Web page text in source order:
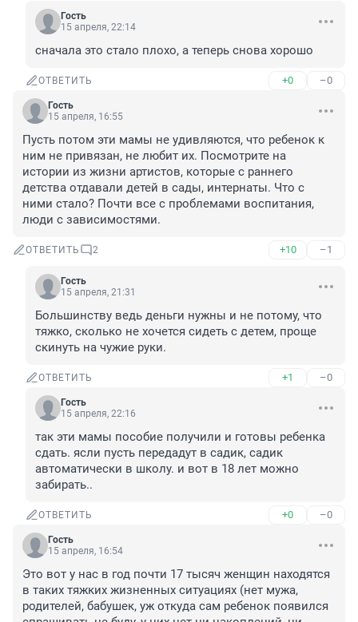
Гость
15 апреля, 22:14
сначала это стало плохо, а теперь снова хорошо
ОТВЕТИТЬ +0 –0
Гость
15 апреля, 16:55
Пусть потом эти мамы не удивляются, что ребенок к
ним не привязан, не любит их. Посмотрите на
истории из жизни артистов, которые с раннего
детства отдавали детей в сады, интернаты. Что с
ними стало? Почти все с проблемами воспитания,
люди с зависимостями.
ОТВЕТИТЬ 2 +10 –1
Гость
15 апреля, 21:31
Большинству ведь деньги нужны и не потому, что
тяжко, сколько не хочется сидеть с детем, проще
скинуть на чужие руки.
ОТВЕТИТЬ +1 –0
Гость
15 апреля, 22:16
так эти мамы пособие получили и готовы ребенка
сдать. ясли пусть передадут в садик, садик
автоматически в школу. и вот в 18 лет можно
забирать..
ОТВЕТИТЬ +0 –0
Гость
15 апреля, 16:54
Это вот у нас в год почти 17 тысяч женщин находятся
в таких тяжких жизненных ситуациях (нет мужа,
родителей, бабушек, уж откуда сам ребенок появился